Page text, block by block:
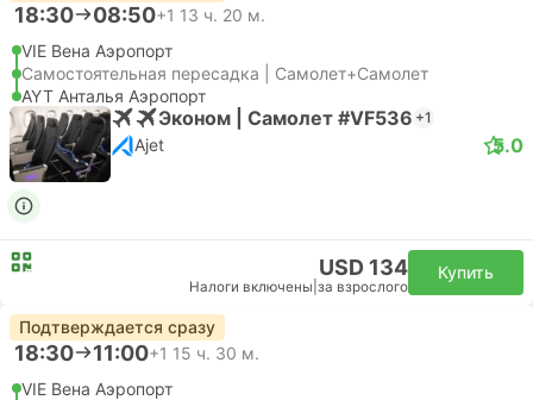
18:30 08:50+1 13 ч. 20 м.
VIE Вена Аэропорт
Самостоятельная пересадка | Самолет+Самолет
AYT Анталья Аэропорт
Эконом | Самолет #VF536 +1
Ajet 5.0
USD 134
Налоги включены за взрослого
Купить
Подтверждается сразу
18:30 11:00+1 15 ч. 30 м.
VIE Вена Аэропорт